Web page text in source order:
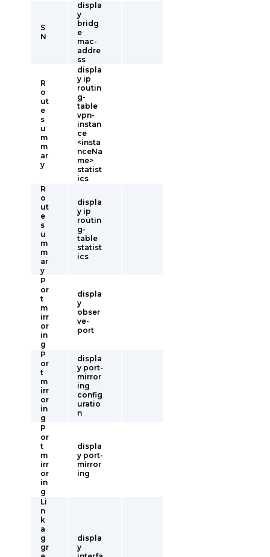
S
N
displa
y
bridg
e
mac-
addre
ss
R
o
ut
e
s
u
m
m
ar
y
displa
y ip
routin
g-
table
vpn-
instan
ce
<insta
nceNa
me>
statist
ics
R
o
ut
e
s
u
m
m
ar
y
displa
y ip
routin
g-
table
statist
ics
P
or
t
m
irr
or
in
g
displa
y
obser
ve-
port
P
or
t
m
irr
or
in
g
displa
y port-
mirror
ing
config
uratio
n
P
or
t
m
irr
or
in
g
displa
y port-
mirror
ing
Li
n
k
a
g
gr
displa
y